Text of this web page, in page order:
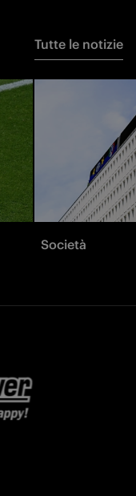
Tutte le notizie
Società